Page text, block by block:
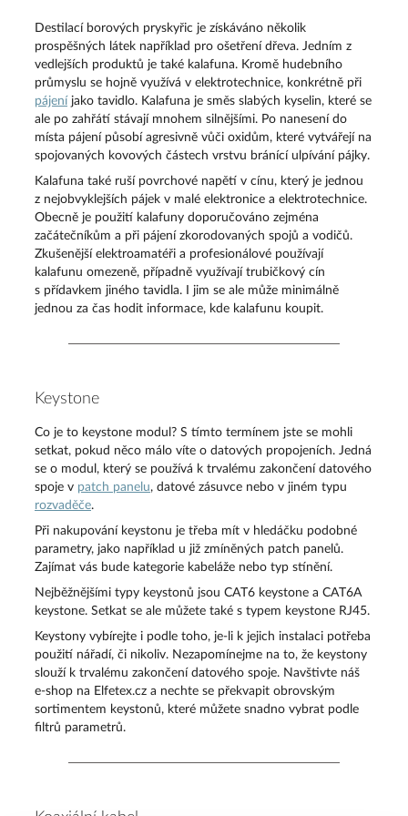
Destilací borových pryskyřic je získáváno několik
prospěšných látek například pro ošetření dřeva. Jedním z
vedlejších produktů je také kalafuna. Kromě hudebního
průmyslu se hojně využívá v elektrotechnice, konkrétně při
pájení jako tavidlo. Kalafuna je směs slabých kyselin, které se
ale po zahřátí stávají mnohem silnějšími. Po nanesení do
místa pájení působí agresivně vůči oxidům, které vytvářejí na
spojovaných kovových částech vrstvu bránící ulpívání pájky.
Kalafuna také ruší povrchové napětí v cínu, který je jednou
z nejobvyklejších pájek v malé elektronice a elektrotechnice.
Obecně je použití kalafuny doporučováno zejména
začátečníkům a při pájení zkorodovaných spojů a vodičů.
Zkušenější elektroamatéři a profesionálové používají
kalafunu omezeně, případně využívají trubičkový cín
s přídavkem jiného tavidla. I jim se ale může minimálně
jednou za čas hodit informace, kde kalafunu koupit.
Keystone
Co je to keystone modul? S tímto termínem jste se mohli
setkat, pokud něco málo víte o datových propojeních. Jedná
se o modul, který se používá k trvalému zakončení datového
spoje v patch panelu, datové zásuvce nebo v jiném typu
rozvaděče.
Při nakupování keystonu je třeba mít v hledáčku podobné
parametry, jako například u již zmíněných patch panelů.
Zajímat vás bude kategorie kabeláže nebo typ stínění.
Nejběžnějšími typy keystonů jsou CAT6 keystone a CAT6A
keystone. Setkat se ale můžete také s typem keystone RJ45.
Keystony vybírejte i podle toho, je-li k jejich instalaci potřeba
použití nářadí, či nikoliv. Nezapomínejme na to, že keystony
slouží k trvalému zakončení datového spoje. Navštivte náš
e-shop na Elfetex.cz a nechte se překvapit obrovským
sortimentem keystonů, které můžete snadno vybrat podle
filtrů parametrů.